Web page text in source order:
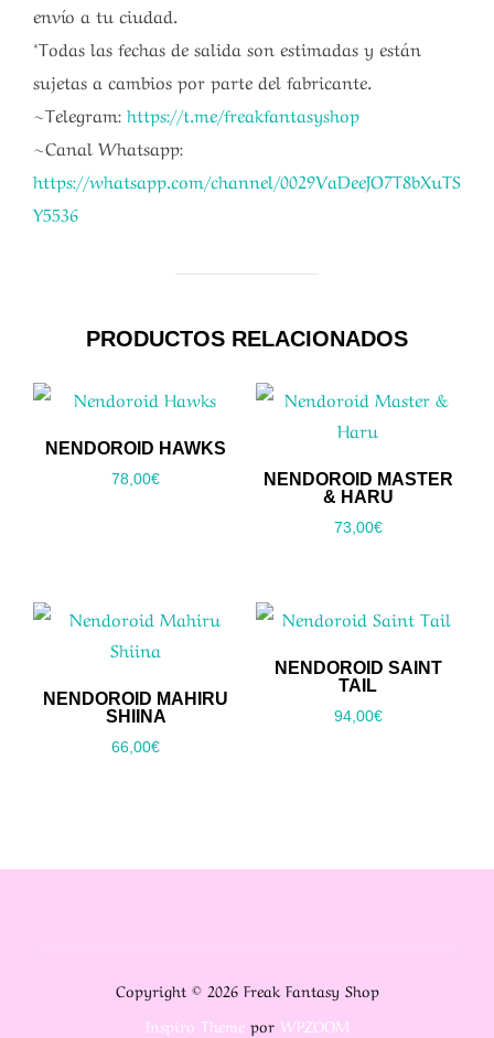
envío a tu ciudad.
*Todas las fechas de salida son estimadas y están
sujetas a cambios por parte del fabricante.
~Telegram: https://t.me/freakfantasyshop
~Canal Whatsapp:
https://whatsapp.com/channel/0029VaDeeJO7T8bXuTS
Y5536
PRODUCTOS RELACIONADOS
NENDOROID HAWKS
78,00€
NENDOROID MASTER
& HARU
73,00€
NENDOROID MAHIRU
SHIINA
66,00€
NENDOROID SAINT
TAIL
94,00€
Copyright © 2026 Freak Fantasy Shop
Inspiro Themepor WPZOOM